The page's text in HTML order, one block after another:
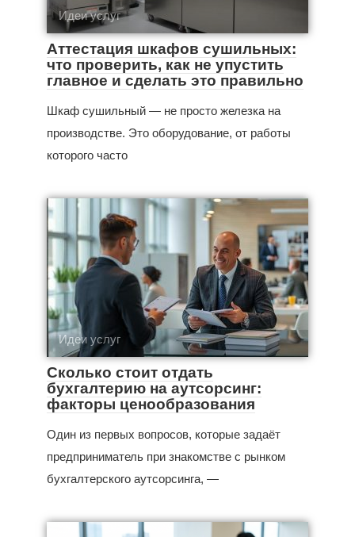
Идеи услуг
Аттестация шкафов сушильных:
что проверить, как не упустить
главное и сделать это правильно
Шкаф сушильный — не просто железка на
производстве. Это оборудование, от работы
которого часто
Идеи услуг
Сколько стоит отдать
бухгалтерию на аутсорсинг:
факторы ценообразования
Один из первых вопросов, которые задаёт
предприниматель при знакомстве с рынком
бухгалтерского аутсорсинга, —